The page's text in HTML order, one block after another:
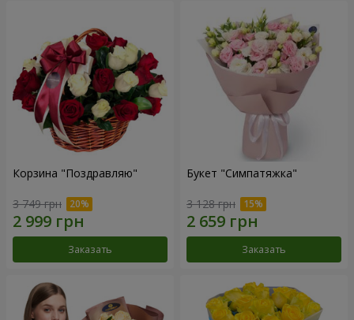
Корзина "Поздравляю"
3 749 грн
Заказать
Букет "Симпатяжка"
3 128 грн
Заказать